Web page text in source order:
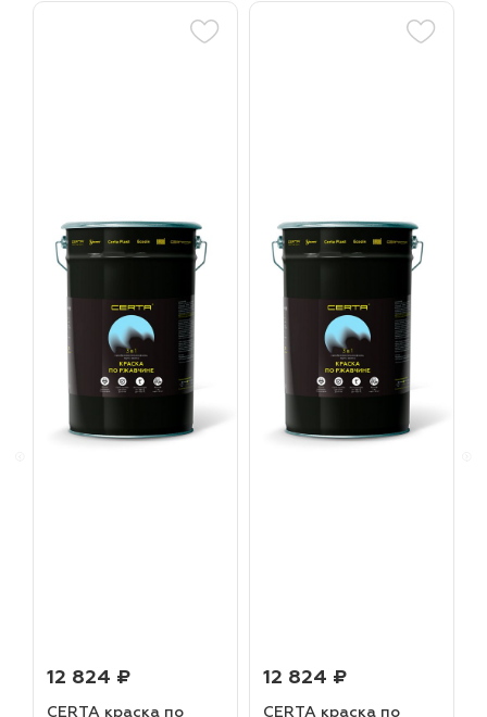
12 824 ₽
CERTA краска по
12 824 ₽
CERTA краска по